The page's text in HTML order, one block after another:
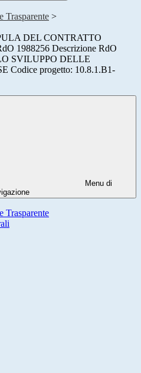
Trasparente >
DEL CONTRATTO
1988256 Descrizione RdO
SVILUPPO DELLE
Codice progetto: 10.8.1.B1-
Menu di
Trasparente